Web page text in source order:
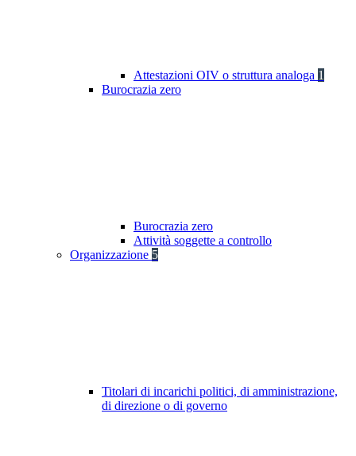
Attestazioni OIV o struttura analoga 1
Burocrazia zero
Burocrazia zero
Attività soggette a controllo
Organizzazione 5
Titolari di incarichi politici, di amministrazione,
di direzione o di governo